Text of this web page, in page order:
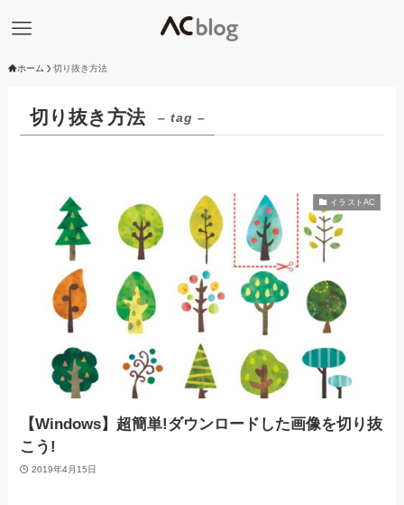
ホーム 切り抜き方法
切り抜き方法 – tag –
イラストAC
【Windows】超簡単!ダウンロードした画像を切り抜
こう!
2019年4月15日